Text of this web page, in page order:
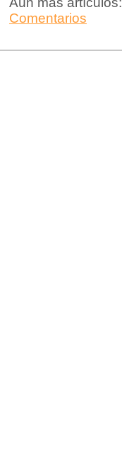
Comentarios